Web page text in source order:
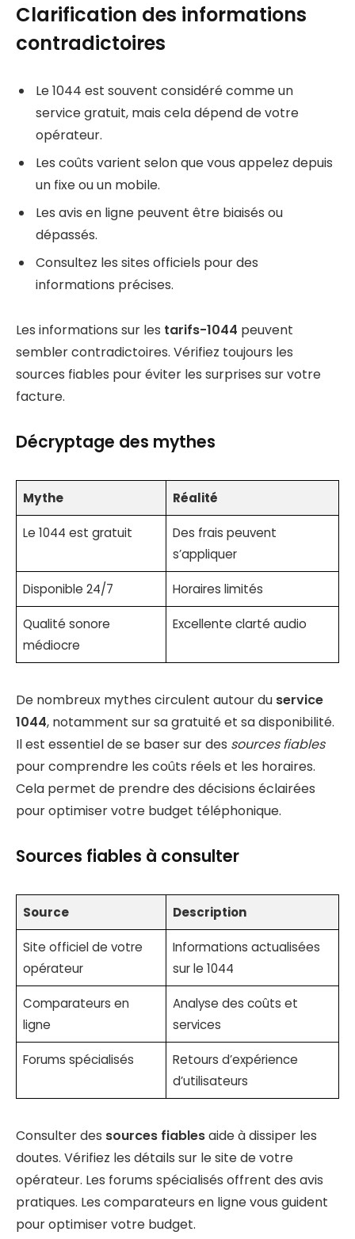
Clarification des informations
contradictoires
Le 1044 est souvent considéré comme un
service gratuit, mais cela dépend de votre
opérateur.
Les coûts varient selon que vous appelez depuis
un fixe ou un mobile.
Les avis en ligne peuvent être biaisés ou
dépassés.
Consultez les sites officiels pour des
informations précises.
Les informations sur les tarifs-1044 peuvent
sembler contradictoires. Vérifiez toujours les
sources fiables pour éviter les surprises sur votre
facture.
Décryptage des mythes
Mythe Réalité
Le 1044 est gratuit
Des frais peuvent
s’appliquer
Disponible 24/7 Horaires limités
Qualité sonore
médiocre
Excellente clarté audio
De nombreux mythes circulent autour du service
1044, notamment sur sa gratuité et sa disponibilité.
Il est essentiel de se baser sur des sources fiables
pour comprendre les coûts réels et les horaires.
Cela permet de prendre des décisions éclairées
pour optimiser votre budget téléphonique.
Sources fiables à consulter
Source Description
Site officiel de votre
opérateur
Informations actualisées
sur le 1044
Comparateurs en
ligne
Analyse des coûts et
services
Forums spécialisés
Retours d’expérience
d’utilisateurs
Consulter des sources fiablesaide à dissiper les
doutes. Vérifiez les détails sur le site de votre
opérateur. Les forums spécialisés offrent des avis
pratiques. Les comparateurs en ligne vous guident
pour optimiser votre budget.